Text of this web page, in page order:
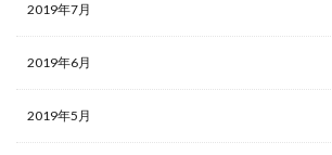
2019年7月
2019年6月
2019年5月